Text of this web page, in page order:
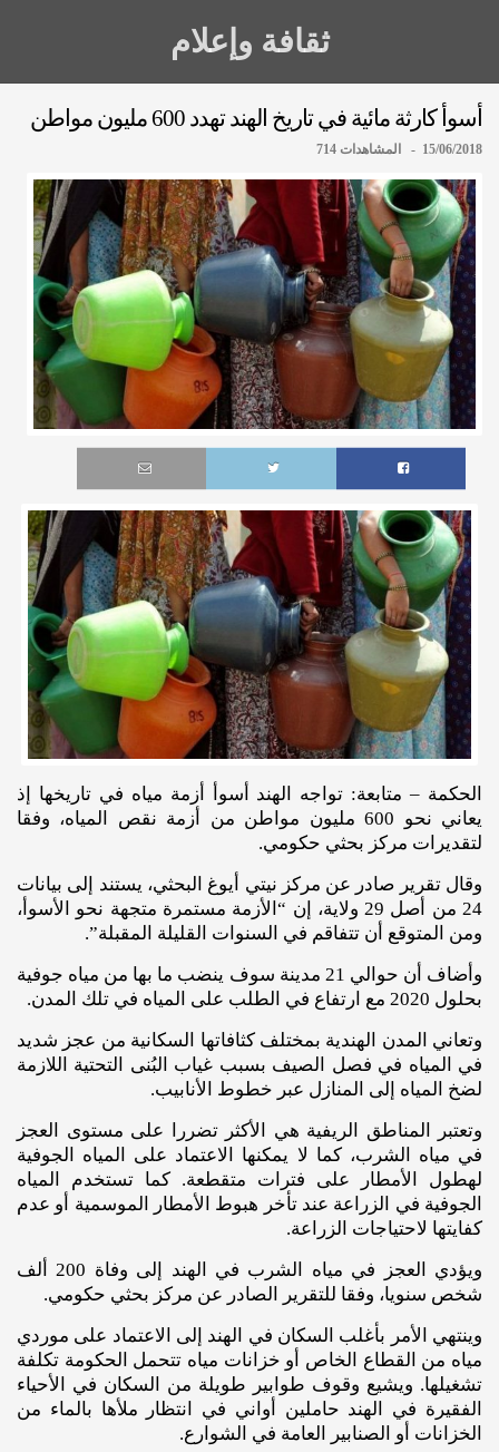
ثقافة وإعلام
أسوأ كارثة مائية في تاريخ الهند تهدد 600 مليون مواطن
15/06/2018 - المشاهدات 714
الحكمة – متابعة: تواجه الهند أسوأ أزمة مياه في تاريخها إذ
يعاني نحو 600 مليون مواطن من أزمة نقص المياه، وفقا
لتقديرات مركز بحثي حكومي.
وقال تقرير صادر عن مركز نيتي أيوغ البحثي، يستند إلى بيانات
24 من أصل 29 ولاية، إن “الأزمة مستمرة متجهة نحو الأسوأ،
ومن المتوقع أن تتفاقم في السنوات القليلة المقبلة”.
وأضاف أن حوالي 21 مدينة سوف ينضب ما بها من مياه جوفية
بحلول 2020 مع ارتفاع في الطلب على المياه في تلك المدن.
وتعاني المدن الهندية بمختلف كثافاتها السكانية من عجز شديد
في المياه في فصل الصيف بسبب غياب البُنى التحتية اللازمة
لضخ المياه إلى المنازل عبر خطوط الأنابيب.
وتعتبر المناطق الريفية هي الأكثر تضررا على مستوى العجز
في مياه الشرب، كما لا يمكنها الاعتماد على المياه الجوفية
لهطول الأمطار على فترات متقطعة. كما تستخدم المياه
الجوفية في الزراعة عند تأخر هبوط الأمطار الموسمية أو عدم
كفايتها لاحتياجات الزراعة.
ويؤدي العجز في مياه الشرب في الهند إلى وفاة 200 ألف
شخص سنويا، وفقا للتقرير الصادر عن مركز بحثي حكومي.
وينتهي الأمر بأغلب السكان في الهند إلى الاعتماد على موردي
مياه من القطاع الخاص أو خزانات مياه تتحمل الحكومة تكلفة
تشغيلها. ويشيع وقوف طوابير طويلة من السكان في الأحياء
الفقيرة في الهند حاملين أواني في انتظار ملأها بالماء من
الخزانات أو الصنابير العامة في الشوارع.